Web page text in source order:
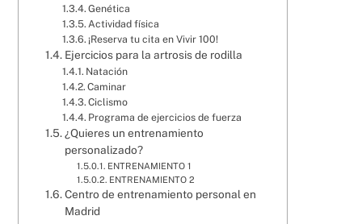
Genética
Actividad física
¡Reserva tu cita en Vivir 100!
Ejercicios para la artrosis de rodilla
Natación
Caminar
Ciclismo
Programa de ejercicios de fuerza
¿Quieres un entrenamiento
personalizado?
ENTRENAMIENTO 1
ENTRENAMIENTO 2
Centro de entrenamiento personal en
Madrid